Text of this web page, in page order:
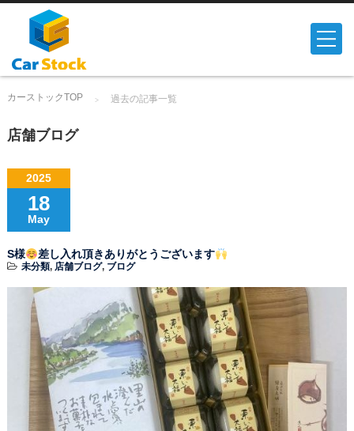
カーストックTOP 過去の記事一覧
店舗ブログ
2025
18
May
S様 差し入れ頂きありがとうございます
未分類, 店舗ブログ, ブログ